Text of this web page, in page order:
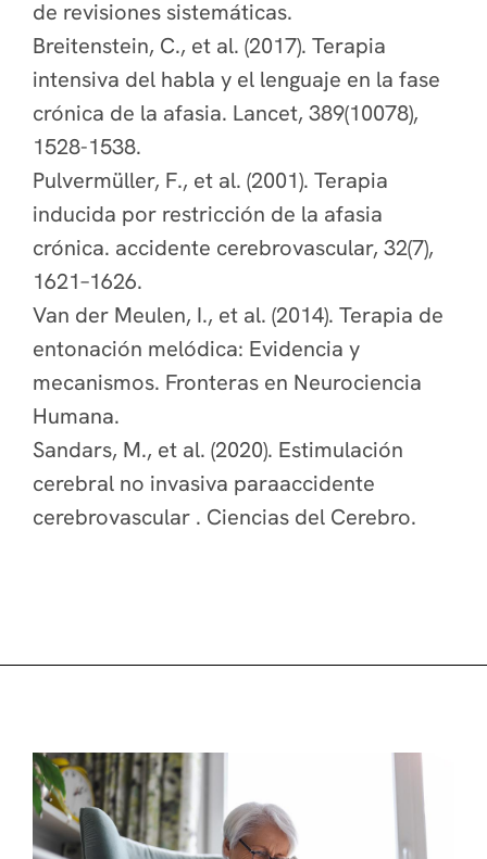
de revisiones sistemáticas.
Breitenstein, C., et al. (2017). Terapia
intensiva del habla y el lenguaje en la fase
crónica de la afasia. Lancet, 389(10078),
1528-1538.
Pulvermüller, F., et al. (2001). Terapia
inducida por restricción de la afasia
crónica. accidente cerebrovascular, 32(7),
1621–1626.
Van der Meulen, I., et al. (2014). Terapia de
entonación melódica: Evidencia y
mecanismos. Fronteras en Neurociencia
Humana.
Sandars, M., et al. (2020). Estimulación
cerebral no invasiva paraaccidente
cerebrovascular . Ciencias del Cerebro.